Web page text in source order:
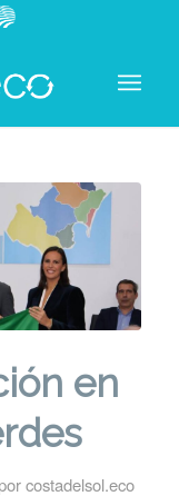
en
porcostadelsol.eco